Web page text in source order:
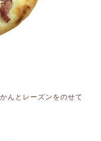
んとレーズンをのせて